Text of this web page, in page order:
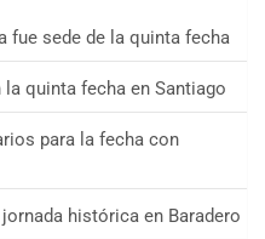
fue sede de la quinta fecha
quinta fecha en Santiago
para la fecha con
jornada histórica en Baradero